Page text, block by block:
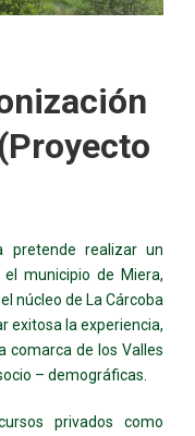
pretende realizar un
municipio de Miera,
núcleo de La Cárcoba
exitosa la experiencia,
comarca de los Valles
– demográficas.
privados como